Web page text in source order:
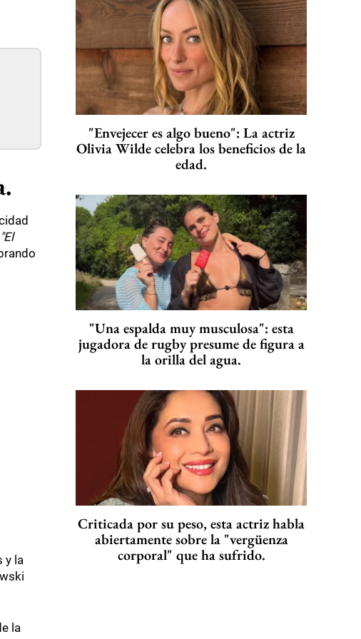
"El
y la
la
"Envejecer es algo bueno": La actriz
Olivia Wilde celebra los beneficios de la
edad.
"Una espalda muy musculosa": esta
jugadora de rugby presume de figura a
la orilla del agua.
Criticada por su peso, esta actriz habla
abiertamente sobre la "vergüenza
corporal" que ha sufrido.